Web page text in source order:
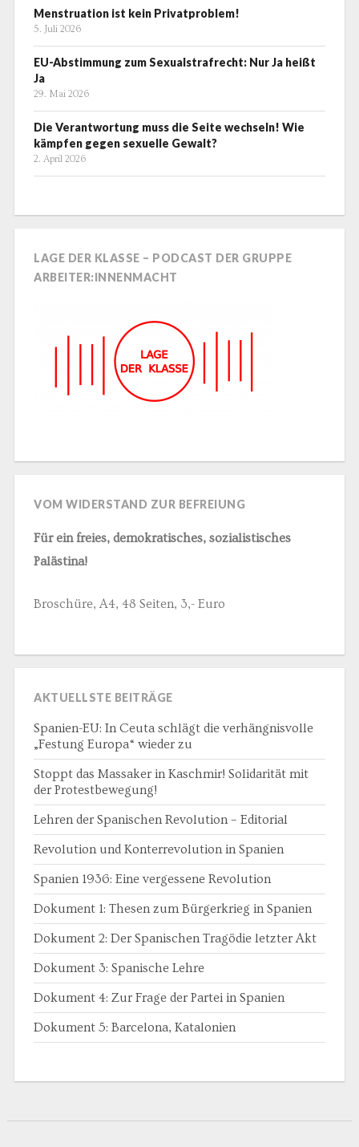
Menstruation ist kein Privatproblem!
5. Juli 2026
EU-Abstimmung zum Sexualstrafrecht: Nur Ja heißt
Ja
29. Mai 2026
Die Verantwortung muss die Seite wechseln! Wie
kämpfen gegen sexuelle Gewalt?
2. April 2026
LAGE DER KLASSE – PODCAST DER GRUPPE
ARBEITER:INNENMACHT
VOM WIDERSTAND ZUR BEFREIUNG
Für ein freies, demokratisches, sozialistisches
Palästina!
Broschüre, A4, 48 Seiten, 3,- Euro
AKTUELLSTE BEITRÄGE
Spanien-EU: In Ceuta schlägt die verhängnisvolle
„Festung Europa“ wieder zu
Stoppt das Massaker in Kaschmir! Solidarität mit
der Protestbewegung!
Lehren der Spanischen Revolution – Editorial
Revolution und Konterrevolution in Spanien
Spanien 1936: Eine vergessene Revolution
Dokument 1: Thesen zum Bürgerkrieg in Spanien
Dokument 2: Der Spanischen Tragödie letzter Akt
Dokument 3: Spanische Lehre
Dokument 4: Zur Frage der Partei in Spanien
Dokument 5: Barcelona, Katalonien